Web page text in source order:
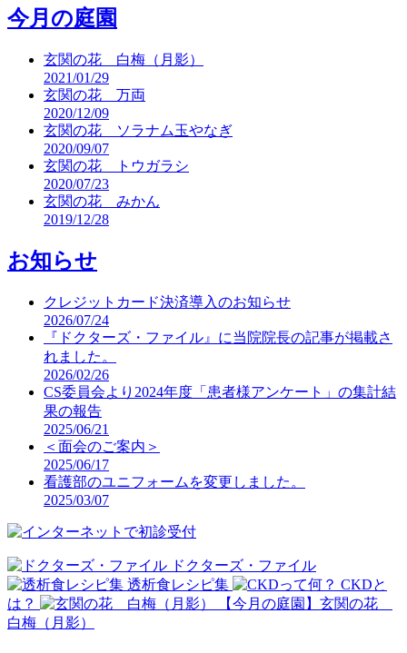
今月の庭園
玄関の花 白梅（月影）
2021/01/29
玄関の花 万両
2020/12/09
玄関の花 ソラナム玉やなぎ
2020/09/07
玄関の花 トウガラシ
2020/07/23
玄関の花 みかん
2019/12/28
お知らせ
クレジットカード決済導入のお知らせ
2026/07/24
『ドクターズ・ファイル』に当院院長の記事が掲載さ
れました。
2026/02/26
CS委員会より2024年度「患者様アンケート」の集計結
果の報告
2025/06/21
＜面会のご案内＞
2025/06/17
看護部のユニフォームを変更しました。
2025/03/07
ドクターズ・ファイル
透析食レシピ集
CKDと
は？
【今月の庭園】玄関の花
白梅（月影）